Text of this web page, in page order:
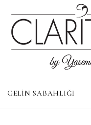
GELİN SABAHLIĞI